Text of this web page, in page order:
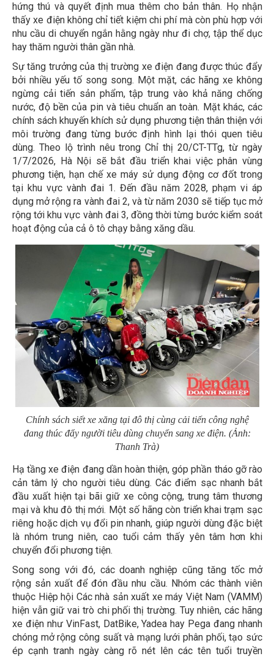
hứng thú và quyết định mua thêm cho bản thân. Họ nhận
thấy xe điện không chỉ tiết kiệm chi phí mà còn phù hợp với
nhu cầu di chuyển ngắn hằng ngày như đi chợ, tập thể dục
hay thăm người thân gần nhà.
Sự tăng trưởng của thị trường xe điện đang được thúc đẩy
bởi nhiều yếu tố song song. Một mặt, các hãng xe không
ngừng cải tiến sản phẩm, tập trung vào khả năng chống
nước, độ bền của pin và tiêu chuẩn an toàn. Mặt khác, các
chính sách khuyến khích sử dụng phương tiện thân thiện với
môi trường đang từng bước định hình lại thói quen tiêu
dùng. Theo lộ trình nêu trong Chỉ thị 20/CT-TTg, từ ngày
1/7/2026, Hà Nội sẽ bắt đầu triển khai việc phân vùng
phương tiện, hạn chế xe máy sử dụng động cơ đốt trong
tại khu vực vành đai 1. Đến đầu năm 2028, phạm vi áp
dụng mở rộng ra vành đai 2, và từ năm 2030 sẽ tiếp tục mở
rộng tới khu vực vành đai 3, đồng thời từng bước kiểm soát
hoạt động của cả ô tô chạy bằng xăng dầu.
Chính sách siết xe xăng tại đô thị cùng cải tiến công nghệ
đang thúc đẩy người tiêu dùng chuyển sang xe điện. (Ảnh:
Thanh Trà)
Hạ tầng xe điện đang dần hoàn thiện, góp phần tháo gỡ rào
cản tâm lý cho người tiêu dùng. Các điểm sạc nhanh bắt
đầu xuất hiện tại bãi giữ xe công cộng, trung tâm thương
mại và khu đô thị mới. Một số hãng còn triển khai trạm sạc
riêng hoặc dịch vụ đổi pin nhanh, giúp người dùng đặc biệt
là nhóm trung niên, cao tuổi cảm thấy yên tâm hơn khi
chuyển đổi phương tiện.
Song song với đó, các doanh nghiệp cũng tăng tốc mở
rộng sản xuất để đón đầu nhu cầu. Nhóm các thành viên
thuộc Hiệp hội Các nhà sản xuất xe máy Việt Nam (VAMM)
hiện vẫn giữ vai trò chi phối thị trường. Tuy nhiên, các hãng
xe điện như VinFast, DatBike, Yadea hay Pega đang nhanh
chóng mở rộng công suất và mạng lưới phân phối, tạo sức
ép cạnh tranh ngày càng rõ nét lên các tên tuổi truyền